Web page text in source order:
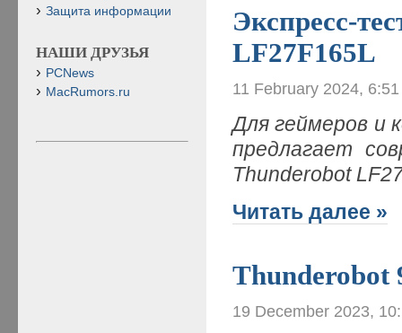
Экспресс-
LF27F165L
11 February 2024,
Для геймеров и
предлагает
Thunderobot
Читать далее »
Thunderobot
19 December 2023,
Защита информации
НАШИ ДРУЗЬЯ
PCNews
MacRumors.ru